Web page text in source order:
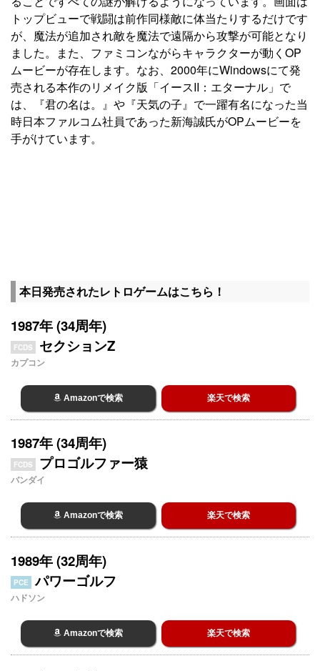
トップビューで戦闘は前作同様敵に体当たりするだけです
が、魔法が追加され敵を魔法で遠隔から攻撃が可能となり
ました。また、ファミコンながらキャラクターが動くOP
ムービーが存在します。なお、2000年にWindowsにて発
売される本作のリメイク版「イースII：エターナル」で
は、『君の名は。』や『天気の子』で一躍有名になった当
時日本ファルコム社員であった新海誠氏がOPムービーを
手がけています。
本日発売されたレトロゲームはこちら！
1987年 (34周年)
FCDS セクションZ
カプコン
Amazonで検索 楽天で検索
1987年 (34周年)
FCDS プロゴルファー猿
バンダイ
Amazonで検索 楽天で検索
1989年 (32周年)
PCE パワーゴルフ
ハドソン
Amazonで検索 楽天で検索